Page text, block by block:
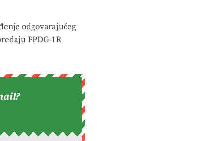
odgovarajućeg
PPDG-1R